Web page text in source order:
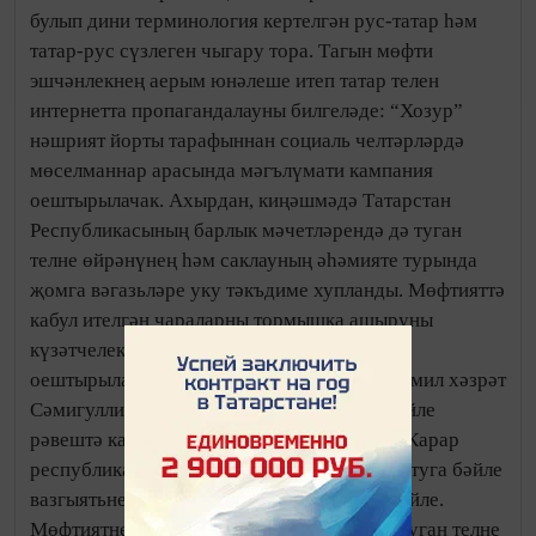
булып дини терминология кертелгән рус-татар һәм
татар-рус сүзлеген чыгару тора. Тагын мөфти
эшчәнлекнең аерым юнәлеше итеп татар телен
интернетта пропагандалауны билгеләде: “Хозур”
нәшрият йорты тарафыннан социаль челтәрләрдә
мөселманнар арасында мәгълүмати кампания
оештырылачак. Ахырдан, киңәшмәдә Татарстан
Республикасының барлык мәчетләрендә дә туган
телне өйрәнүнең һәм саклауның әһәмияте турында
җомга вәгазьләре уку тәкъдиме хупланды. Мөфтияттә
кабул ителгән чараларны тормышка ашыруны
күзәтчелек итү буенча махсус эшче төркем
оештырылачак. “ШК” хәбәрчесе Мөфти Камил хәзрәт
Сәмигуллиннан әлеге карарның нәрсәгә бәйле
рәвештә кабул ителүе турында сорашты. – Карар
республика мәктәпләрендә татар телен укытуга бәйле
вазгыятьнең шактый кискәнләшүе белән бәйле.
Мөфтиятнең бу башлангычы Татарстанда туган телне